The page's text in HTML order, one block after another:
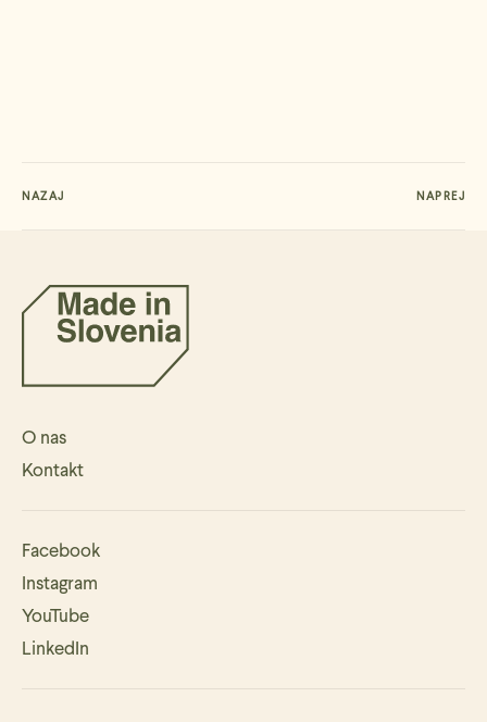
NAZAJ NAPREJ
O nas
Kontakt
Facebook
Instagram
YouTube
LinkedIn